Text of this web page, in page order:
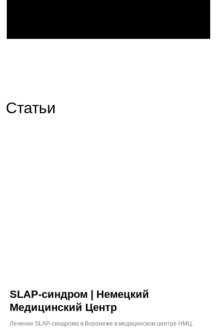
Статьи
SLAP-синдром | Немецкий
Медицинский Центр
Лечение SLAP-синдрома в Воронеже в медицинском центре НМЦ.